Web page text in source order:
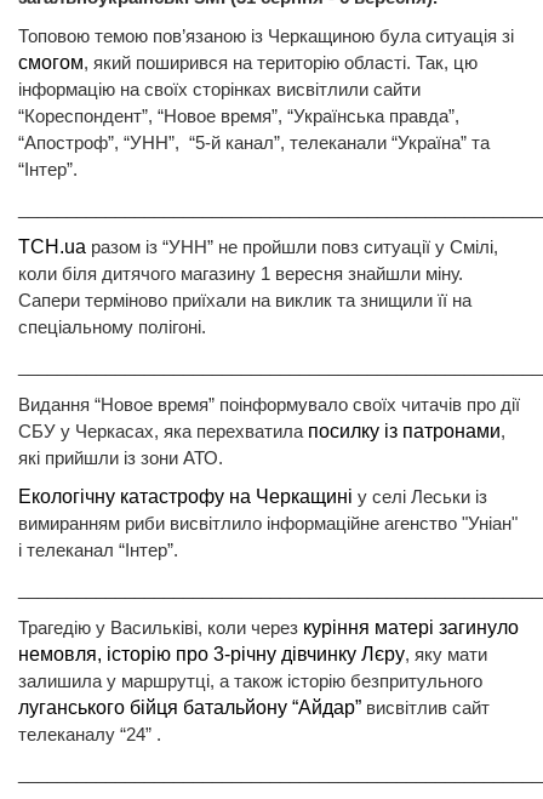
Топовою темою пов’язаною із Черкащиною була ситуація зі
смогом, який поширився на територію області. Так, цю
інформацію на своїх сторінках висвітлили сайти
“Кореспондент”, “Новое время”, “Українська правда”,
“Апостроф”, “УНН”, “5-й канал”, телеканали “Україна” та
“Інтер”.
ТСН.ua разом із “УНН” не пройшли повз ситуації у Смілі,
коли біля дитячого магазину 1 вересня знайшли міну.
Сапери терміново приїхали на виклик та знищили її на
спеціальному полігоні.
Видання “Новое время” поінформувало своїх читачів про дії
СБУ у Черкасах, яка перехватила посилку із патронами,
які прийшли із зони АТО.
Екологічну катастрофу на Черкащині у селі Леськи із
вимиранням риби висвітлило інформаційне агенство "Уніан"
і телеканал “Інтер”.
Трагедію у Васильківі, коли через куріння матері загинуло
немовля, історію про 3-річну дівчинку Лєру, яку мати
залишила у маршрутці, а також історію безпритульного
луганського бійця батальйону “Айдар” висвітлив сайт
телеканалу “24” .